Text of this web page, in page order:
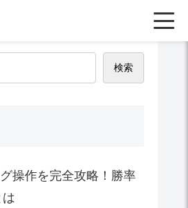
検索
操作を完全攻略！勝率